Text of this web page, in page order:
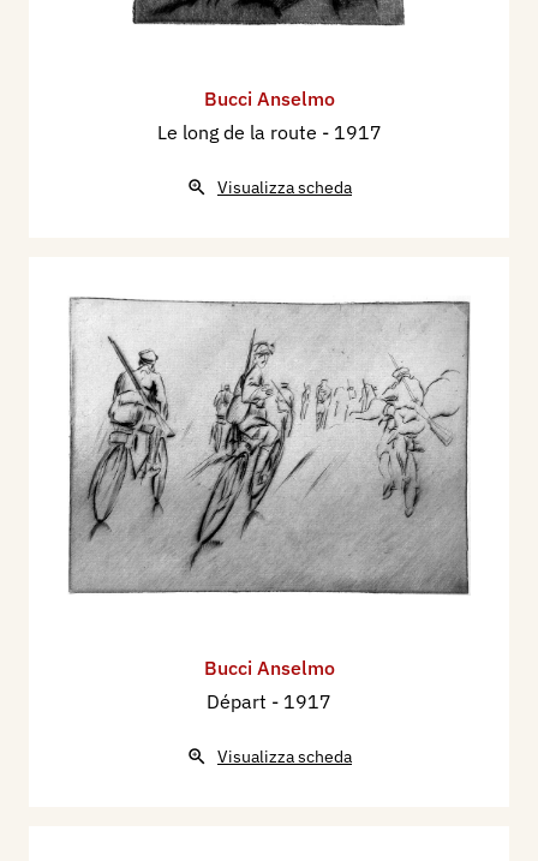
Bucci Anselmo
Le long de la route - 1917
Visualizza scheda
Bucci Anselmo
Départ - 1917
Visualizza scheda